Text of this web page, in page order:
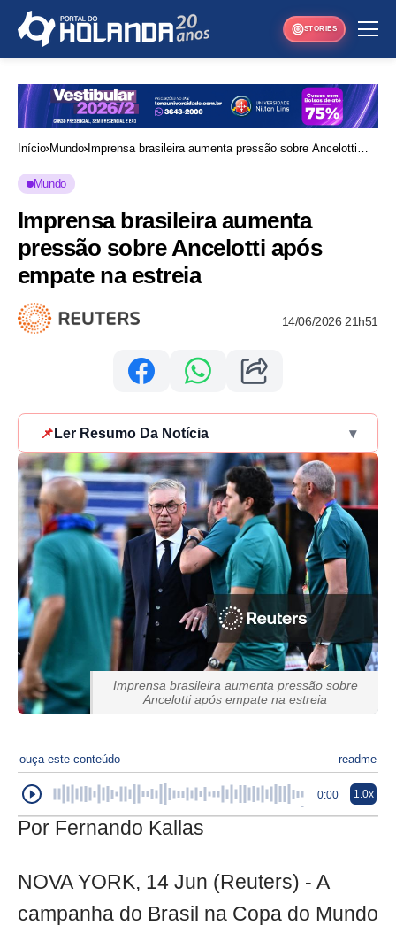
STORIES
Início Mundo Imprensa brasileira aumenta pressão sobre Ancelotti
Mundo
Imprensa brasileira aumenta
pressão sobre Ancelotti após
empate na estreia
14/06/2026 21h51
📌 Ler Resumo Da Notícia ▾
Imprensa brasileira aumenta pressão sobre
Ancelotti após empate na estreia
ouça este conteúdo readme
0:00 1.0x
Por Fernando Kallas
NOVA YORK, 14 Jun (Reuters) - A
campanha do Brasil na Copa do Mundo